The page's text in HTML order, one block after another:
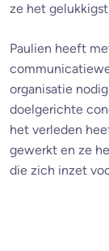
ze het
Paulien heeft
organisatie
doelgerichte
het verleden
gewerkt en ze
die zich inzet